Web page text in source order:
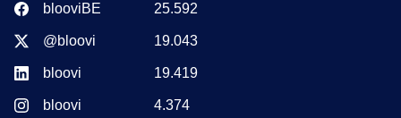
blooviBE 25.592
@bloovi 19.043
bloovi 19.419
bloovi 4.374